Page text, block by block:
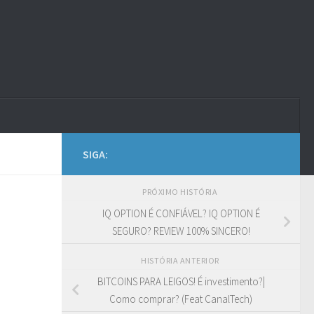
SIGA:
PRÓXIMO HISTÓRIA
IQ OPTION É CONFIÁVEL? IQ OPTION É
SEGURO? REVIEW 100% SINCERO!
HISTÓRIA ANTERIOR
BITCOINS PARA LEIGOS! É investimento?|
Como comprar? (Feat CanalTech)